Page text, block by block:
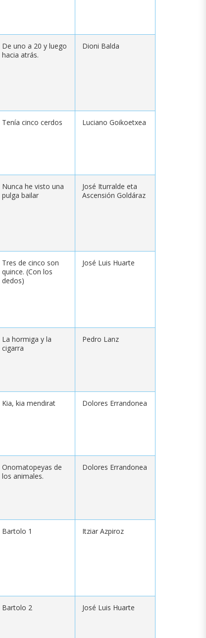
De uno a 20 y luego
hacia atrás.
Dioni Balda
Tenía cinco cerdos Luciano Goikoetxea
Nunca he visto una
pulga bailar
José Iturralde eta
Ascensión Goldáraz
Tres de cinco son
quince. (Con los
dedos)
José Luis Huarte
La hormiga y la
cigarra
Pedro Lanz
Kia, kia mendirat Dolores Errandonea
Onomatopeyas de
los animales.
Dolores Errandonea
Bartolo 1 Itziar Azpiroz
Bartolo 2 José Luis Huarte